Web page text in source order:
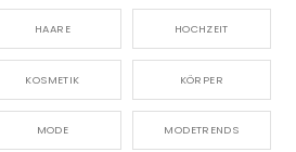
HAARE HOCHZEIT
KOSMETIK KÖRPER
MODE MODETRENDS